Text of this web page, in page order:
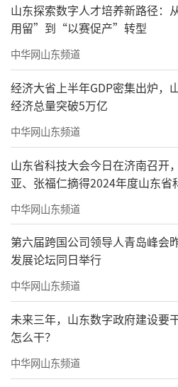
全球旗舰型号背后，
海尔Horizon冰箱之
背后是研发、智造、物流
能力的拉通。
研发层面，海尔冰箱
心创新磁控冷鲜、AI之眼
Horizon系列上，升级全球
山东探索数字人才培养新路径：
用留”到“以赛促产”转型
中华网山东频道
经济大省上半年GDP密集出炉，
经济总量突破5万亿
中华网山东频道
山东省科技大会今日在济南召开
亚、张福仁摘得2024年度山东省
奖最高奖！
中华网山东频道
第六届跨国公司领导人青岛峰会
发展论坛同日举行
中华网山东频道
未来三年，山东数字政府建设要干
怎么干？
中华网山东频道